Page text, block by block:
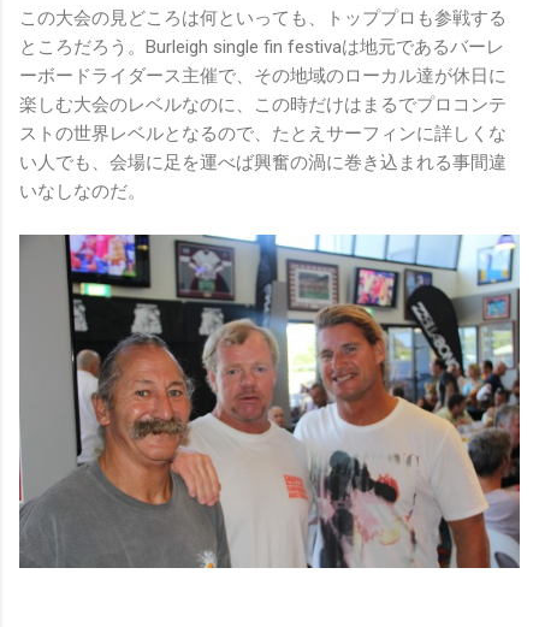
この大会の見どころは何といっても、トッププロも参戦する
ところだろう。Burleigh single fin festivaは地元であるバーレ
ーボードライダース主催で、その地域のローカル達が休日に
楽しむ大会のレベルなのに、この時だけはまるでプロコンテ
ストの世界レベルとなるので、たとえサーフィンに詳しくな
い人でも、会場に足を運べば興奮の渦に巻き込まれる事間違
いなしなのだ。